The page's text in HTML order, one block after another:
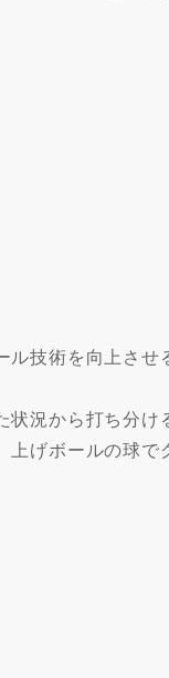
ル技術を向上させ
況から打ち分
げボールの球で